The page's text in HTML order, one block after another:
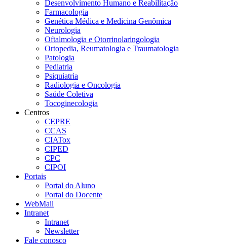
Desenvolvimento Humano e Reabilitação
Farmacologia
Genética Médica e Medicina Genômica
Neurologia
Oftalmologia e Otorrinolaringologia
Ortopedia, Reumatologia e Traumatologia
Patologia
Pediatria
Psiquiatria
Radiologia e Oncologia
Saúde Coletiva
Tocoginecologia
Centros
CEPRE
CCAS
CIATox
CIPED
CPC
CIPOI
Portais
Portal do Aluno
Portal do Docente
WebMail
Intranet
Intranet
Newsletter
Fale conosco